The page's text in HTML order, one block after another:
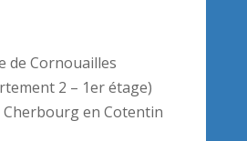
de Cornouailles
2 – 1er étage)
Cherbourg en Cotentin